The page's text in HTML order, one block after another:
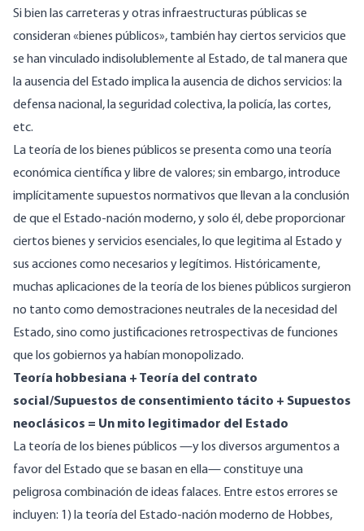
Si bien las carreteras y otras infraestructuras públicas se
consideran «bienes públicos», también hay ciertos servicios que
se han vinculado indisolublemente al Estado, de tal manera que
la ausencia del Estado implica la ausencia de dichos servicios: la
defensa nacional, la seguridad colectiva, la policía, las cortes,
etc.
La teoría de los bienes públicos se presenta como una teoría
económica científica y libre de valores; sin embargo, introduce
implícitamente supuestos normativos que llevan a la conclusión
de que el Estado-nación moderno, y solo él, debe proporcionar
ciertos bienes y servicios esenciales, lo que legitima al Estado y
sus acciones como necesarios y legítimos. Históricamente,
muchas aplicaciones de la teoría de los bienes públicos surgieron
no tanto como demostraciones neutrales de la necesidad del
Estado, sino como justificaciones retrospectivas de funciones
que los gobiernos ya habían monopolizado.
Teoría hobbesiana + Teoría del contrato
social/Supuestos de consentimiento tácito + Supuestos
neoclásicos = Un mito legitimador del Estado
La teoría de los bienes públicos —y los diversos argumentos a
favor del Estado que se basan en ella— constituye una
peligrosa combinación de ideas falaces. Entre estos errores se
incluyen: 1) la teoríadel Estado-nación moderno de Hobbes,